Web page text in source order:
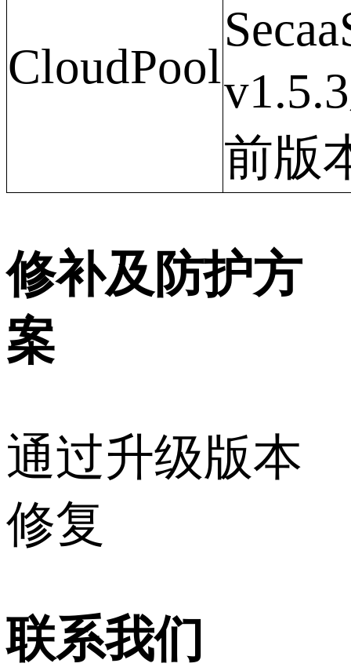
CloudPool
前版
修补及防护方
案
通过升级版本
修复
联系我们